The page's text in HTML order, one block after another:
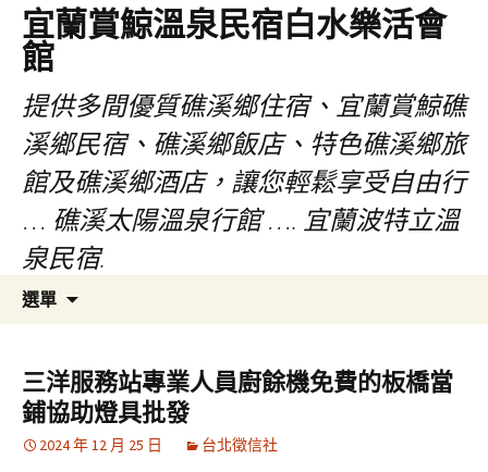
宜蘭賞鯨溫泉民宿白水樂活會
館
提供多間優質礁溪鄉住宿、宜蘭賞鯨礁
溪鄉民宿、礁溪鄉飯店、特色礁溪鄉旅
館及礁溪鄉酒店，讓您輕鬆享受自由行
… 礁溪太陽溫泉行館 …. 宜蘭波特立溫
泉民宿.
選單
要
內
容
鍵
字:
三洋服務站專業人員廚餘機免費的板橋當
鋪協助燈具批發
2024 年 12 月 25 日 台北徵信社